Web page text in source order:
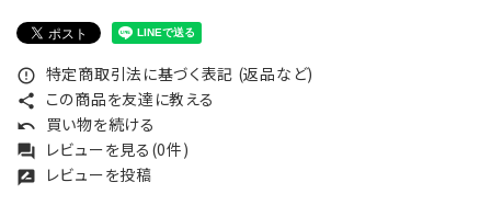
error_outline 特定商取引法に基づく表記 (返品など)
share この商品を友達に教える
undo 買い物を続ける
forum レビューを見る(0件)
rate_review レビューを投稿